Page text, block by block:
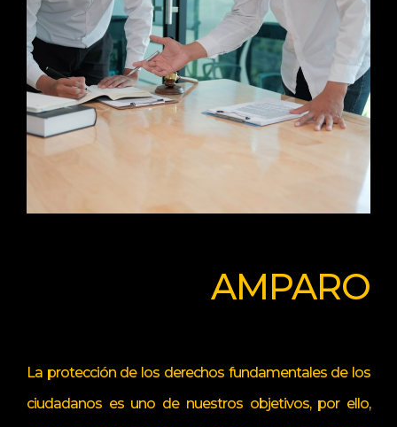
AMPARO
La protección de los derechos fundamentales de los
ciudadanos es uno de nuestros objetivos, por ello,